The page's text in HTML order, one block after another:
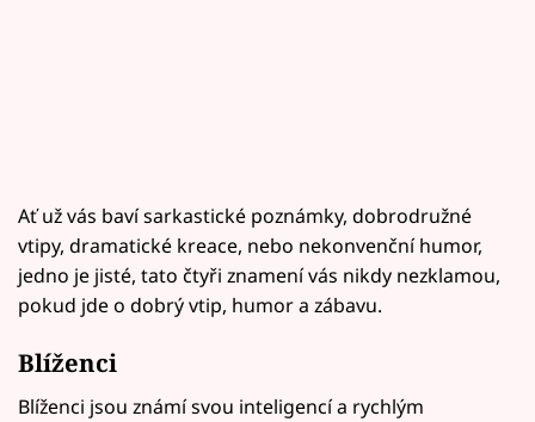
Ať už vás baví sarkastické poznámky, dobrodružné
vtipy, dramatické kreace, nebo nekonvenční humor,
jedno je jisté, tato čtyři znamení vás nikdy nezklamou,
pokud jde o dobrý vtip, humor a zábavu.
Blíženci
Blíženci jsou známí svou inteligencí a rychlým